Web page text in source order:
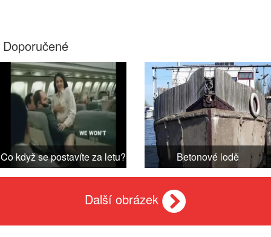
Doporučené
Co když se postavíte za letu? Betonové lodě
Další obrázek